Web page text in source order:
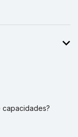
capacidades?